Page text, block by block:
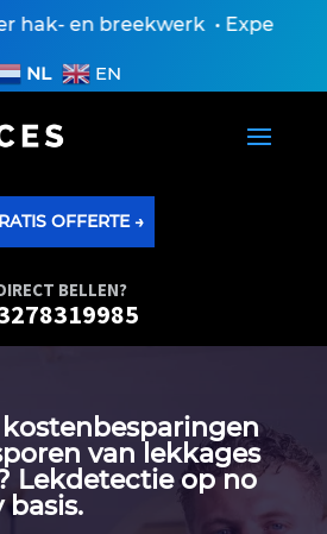
en breekwerk •
NL EN
OFFERTE →
BELLEN?
van lekkages
Lekdetectie op no
basis.